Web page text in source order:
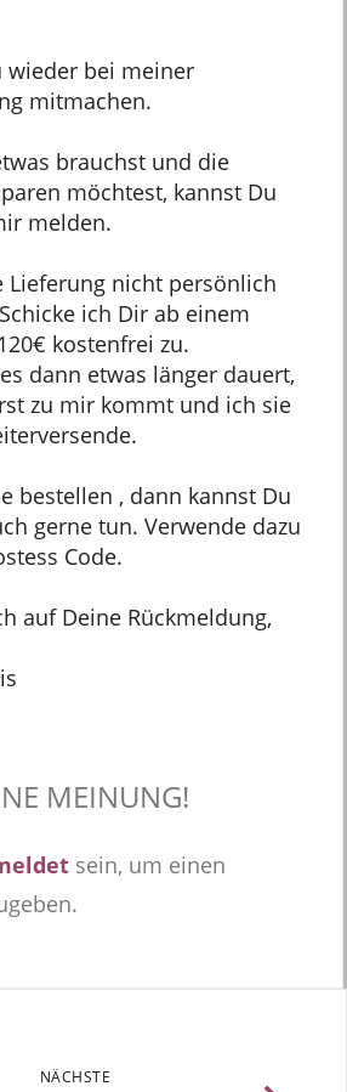
wieder bei meiner
mitmachen.
brauchst und die
möchtest, kannst Du
melden.
Lieferung nicht persönlich
ich Dir ab einem
kostenfrei zu.
dann etwas länger dauert,
zu mir kommt und ich sie
bestellen , dann kannst Du
gerne tun. Verwende dazu
Code.
auf Deine Rückmeldung,
MEINUNG!
sein, um einen
NÄCHSTE